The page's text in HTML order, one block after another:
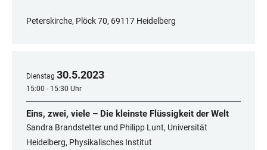
Peterskirche, Plöck 70, 69117 Heidelberg
Dienstag 30.5.2023
15:00 - 15:30 Uhr
Eins, zwei, viele – Die kleinste Flüssigkeit der Welt
Sandra Brandstetter und Philipp Lunt, Universität
Heidelberg, Physikalisches Institut